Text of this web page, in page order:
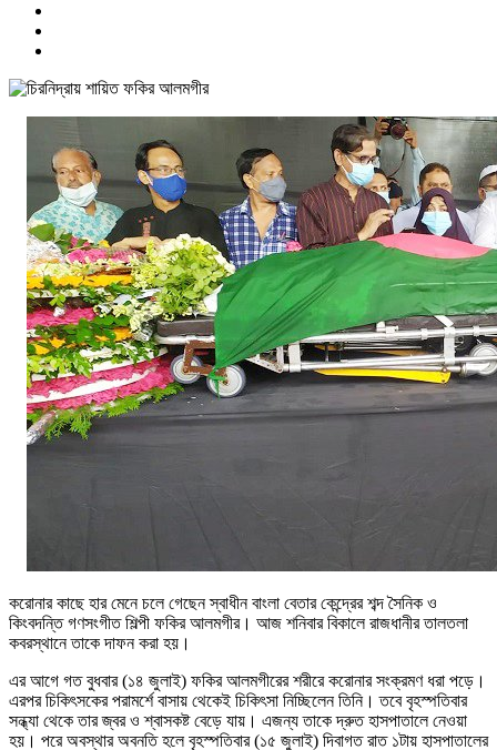
করোনার কাছে হার মেনে চলে গেছেন স্বাধীন বাংলা বেতার কেন্দ্রের শব্দ সৈনিক ও
কিংবদন্তি গণসংগীত শিল্পী ফকির আলমগীর। আজ শনিবার বিকালে রাজধানীর তালতলা
কবরস্থানে তাকে দাফন করা হয়।
এর আগে গত বুধবার (১৪ জুলাই) ফকির আলমগীরের শরীরে করোনার সংক্রমণ ধরা পড়ে।
এরপর চিকিৎসকের পরামর্শে বাসায় থেকেই চিকিৎসা নিচ্ছিলেন তিনি। তবে বৃহস্পতিবার
সন্ধ্যা থেকে তার জ্বর ও শ্বাসকষ্ট বেড়ে যায়। এজন্য তাকে দ্রুত হাসপাতালে নেওয়া
হয়। পরে অবস্থার অবনতি হলে বৃহস্পতিবার (১৫ জুলাই) দিবাগত রাত ১টায় হাসপাতালের